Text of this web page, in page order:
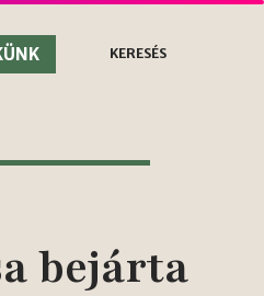
KERESÉS
bejárta